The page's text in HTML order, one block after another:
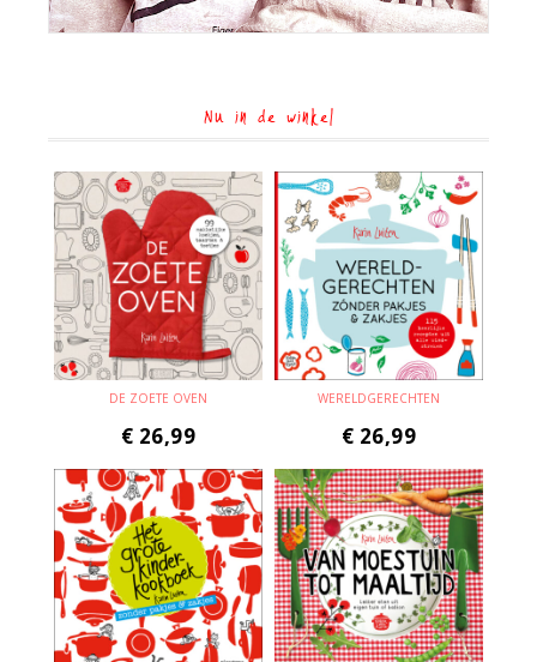
Nu in de winkel
DE ZOETE OVEN
€ 26,99
WERELDGERECHTEN
€ 26,99